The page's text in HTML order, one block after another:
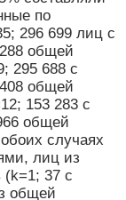
по
296 699 лиц с
общей
295 688 с
общей
153 283 с
общей
случаях
лиц из
(k=1; 37 с
общей